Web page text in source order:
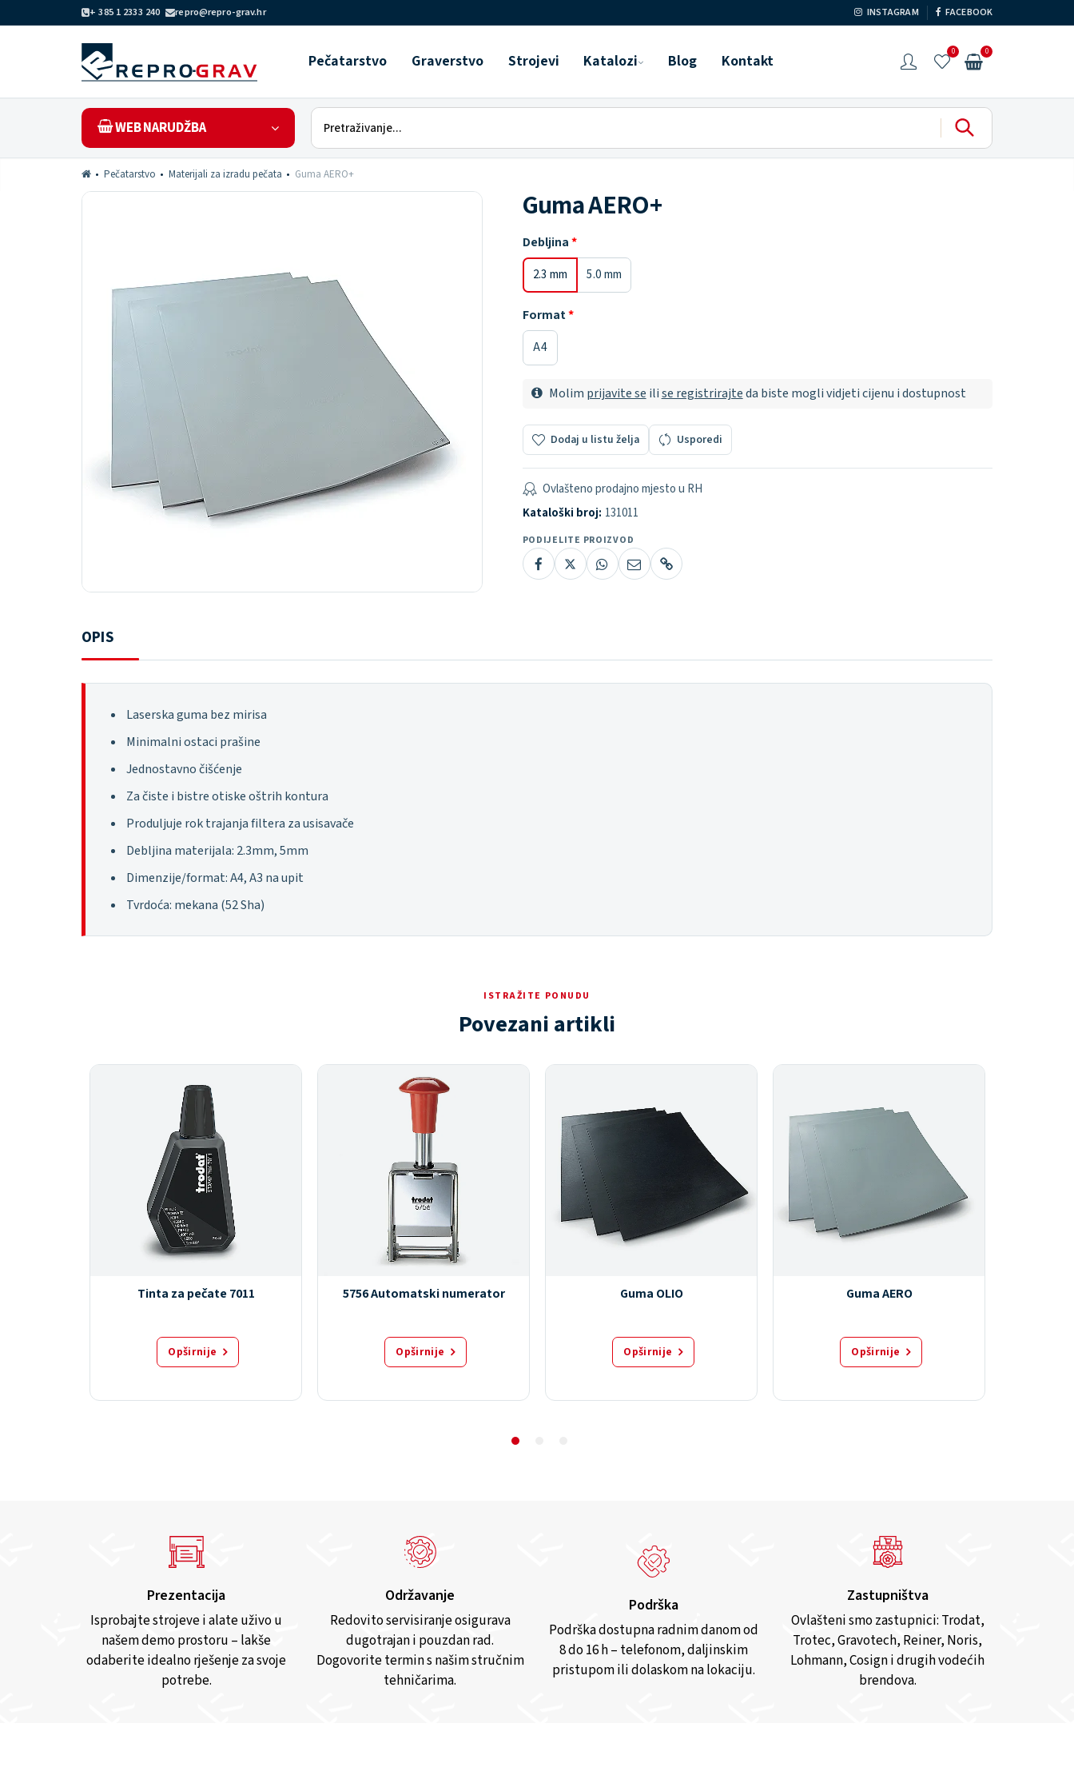
+ 385 1 2333 240 repro@repro-grav.hr INSTAGRAM FACEBOOK
Pečatarstvo Graverstvo Strojevi Katalozi Blog Kontakt 0 0
WEB NARUDŽBA
Pečatarstvo Materijali za izradu pečata Guma AERO+
Guma AERO+
Debljina
2.3 mm 5.0 mm
Format
A4
Molim prijavite se ilise registrirajteda biste mogli vidjeti cijenu i dostupnost
Dodaj u listu želja Usporedi
Ovlašteno prodajno mjesto u RH
Kataloški broj: 131011
PODIJELITE PROIZVOD
OPIS
Laserska guma bez mirisa
Minimalni ostaci prašine
Jednostavno čišćenje
Za čiste i bistre otiske oštrih kontura
Produljuje rok trajanja filtera za usisavače
Debljina materijala: 2.3mm, 5mm
Dimenzije/format: A4, A3 na upit
Tvrdoća: mekana (52 Sha)
ISTRAŽITE PONUDU
Povezani artikli
Tinta za pečate 7011
Opširnije
5756 Automatski numerator
Opširnije
Guma OLIO
Opširnije
Guma AERO
Opširnije
Prezentacija
Isprobajte strojeve i alate uživo u
našem demo prostoru – lakše
odaberite idealno rješenje za svoje
potrebe.
Održavanje
Redovito servisiranje osigurava
dugotrajan i pouzdan rad.
Dogovorite termin s našim stručnim
tehničarima.
Podrška
Podrška dostupna radnim danom od
8 do 16 h – telefonom, daljinskim
pristupom ili dolaskom na lokaciju.
Zastupništva
Ovlašteni smo zastupnici: Trodat,
Trotec, Gravotech, Reiner, Noris,
Lohmann, Cosign i drugih vodećih
brendova.